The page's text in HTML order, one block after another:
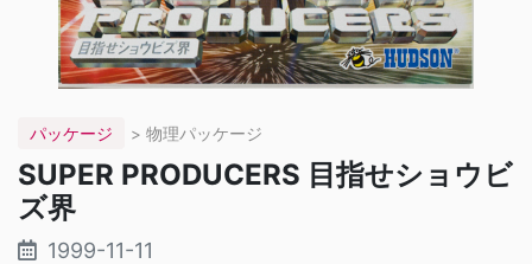
パッケージ > 物理パッケージ
SUPER PRODUCERS 目指せショウビ
ズ界
1999-11-11